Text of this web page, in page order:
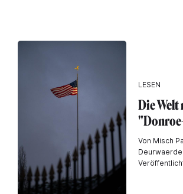
LESEN
Die Welt
Von Misch